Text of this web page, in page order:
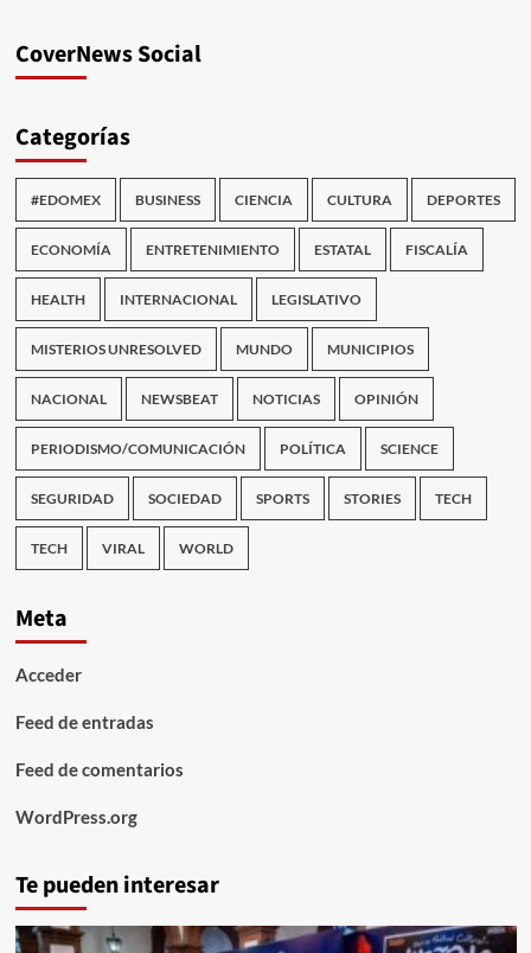
CoverNews Social
Categorías
#EDOMEX BUSINESS CIENCIA CULTURA DEPORTES
ECONOMÍA ENTRETENIMIENTO ESTATAL FISCALÍA
HEALTH INTERNACIONAL LEGISLATIVO
MISTERIOS UNRESOLVED MUNDO MUNICIPIOS
NACIONAL NEWSBEAT NOTICIAS OPINIÓN
PERIODISMO/COMUNICACIÓN POLÍTICA SCIENCE
SEGURIDAD SOCIEDAD SPORTS STORIES TECH
TECH VIRAL WORLD
Meta
Acceder
Feed de entradas
Feed de comentarios
WordPress.org
Te pueden interesar